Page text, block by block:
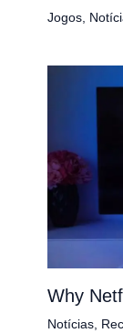
Jogos,
Why
Notícias,